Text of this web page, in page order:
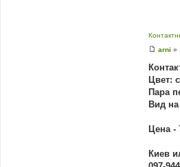
в
і
о
м
н
arni »
Цвет:
Пара
Вид
Цена -
Киев